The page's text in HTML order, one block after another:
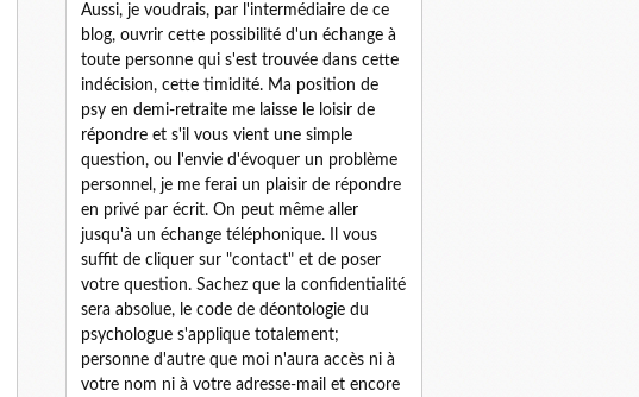
Aussi, je voudrais, par l'intermédiaire de ce
blog, ouvrir cette possibilité d'un échange à
toute personne qui s'est trouvée dans cette
indécision, cette timidité. Ma position de
psy en demi-retraite me laisse le loisir de
répondre et s'il vous vient une simple
question, ou l'envie d'évoquer un problème
personnel, je me ferai un plaisir de répondre
en privé par écrit. On peut même aller
jusqu'à un échange téléphonique. Il vous
suffit de cliquer sur "contact" et de poser
votre question. Sachez que la confidentialité
sera absolue, le code de déontologie du
psychologue s'applique totalement;
personne d'autre que moi n'aura accès ni à
votre nom ni à votre adresse-mail et encore